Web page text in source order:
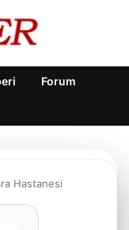
Forum
Hastanesi